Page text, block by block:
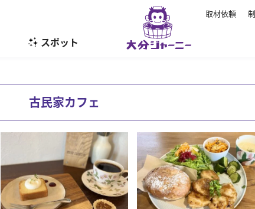
取材依頼
スポット 暮らし
古民家カフェ